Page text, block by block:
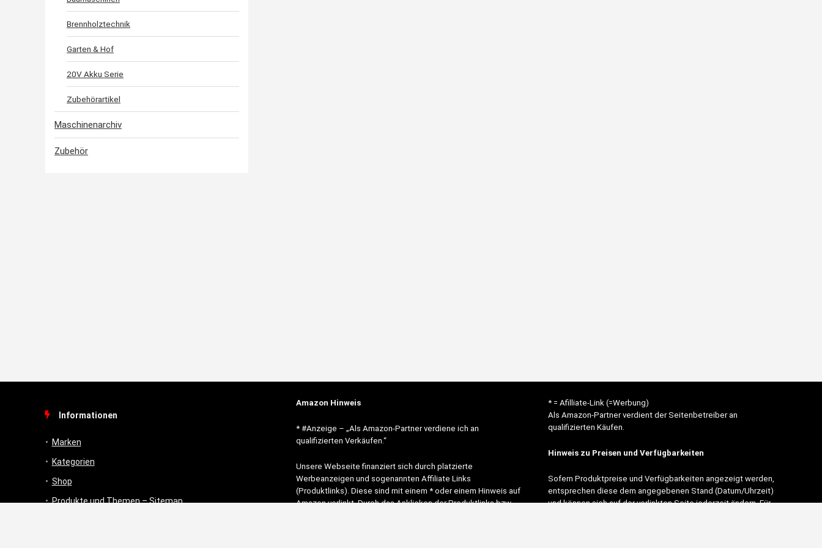
Brennholztechnik
Garten & Hof
20V Akku Serie
Zubehörartikel
Maschinenarchiv
Zubehör
Informationen
Marken
Kategorien
Shop
Produkte und Themen – Sitemap
Amazon Hinweis
* #Anzeige – „Als Amazon-Partner verdiene ich an
qualifizierten Verkäufen.“
Unsere Webseite finanziert sich durch platzierte
Werbeanzeigen und sogenannten Affiliate Links
(Produktlinks). Diese sind mit einem * oder einem Hinweis auf
Amazon verlinkt. Durch das Anklicken der Produktlinks bzw.
* = Afilliate-Link (=Werbung)
Als Amazon-Partner verdient der Seitenbetreiber an
qualifizierten Käufen.
Hinweis zu Preisen und Verfügbarkeiten
Sofern Produktpreise und Verfügbarkeiten angezeigt werden,
entsprechen diese dem angegebenen Stand (Datum/Uhrzeit)
und können sich auf der verlinkten Seite jederzeit ändern. Für